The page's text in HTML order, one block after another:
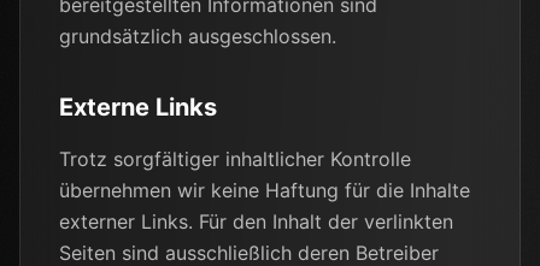
bereitgestellten Informationen sind
grundsätzlich ausgeschlossen.
Externe Links
Trotz sorgfältiger inhaltlicher Kontrolle
übernehmen wir keine Haftung für die Inhalte
externer Links. Für den Inhalt der verlinkten
Seiten sind ausschließlich deren Betreiber